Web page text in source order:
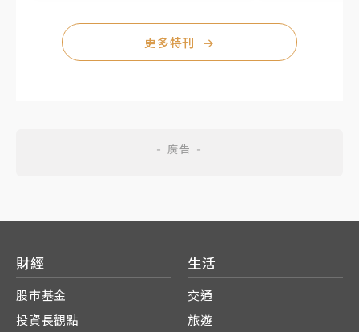
更多特刊 →
財經
股市基金
投資長觀點
生活
交通
旅遊